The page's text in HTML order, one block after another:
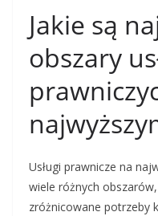
Jakie są
obszary
Usługi prawnicze na
wiele różnych
zróżnicowane potrzeby